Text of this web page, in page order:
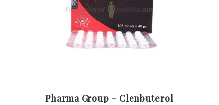
Pharma Group – Clenbuterol